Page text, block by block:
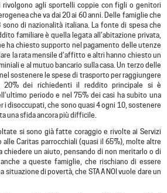
rivolgono agli sportelli coppie con figli o genitori
che va dai 20 ai 60 anni. Delle famiglie che
di nazionalità italiana. La fonte di spesa che
familiare è quella legata all’abitazione privata,
ha chiesto supporto nel pagamento delle utenze
la rata mensile d’affitto e altri hanno chiesto un
e al mutuo bancario sulla casa. Un terzo delle
sostenere le spese di trasporto per raggiungere
dei richiedenti il reddito principale si è
periodo e nel 75% dei casi ha subito una
i disoccupati, che sono quasi 4 ogni 10, sostenere
una sfida ancora più difficile.
si sono già fatte coraggio e rivolte ai Servizi
alle Caritas parrocchiali (quasi il 65%), molte altre
chiedere un aiuto, pensando di non meritarlo o di
a queste famiglie, che rischiano di essere
situazione di povertà, che STA A NOI vuole dare un